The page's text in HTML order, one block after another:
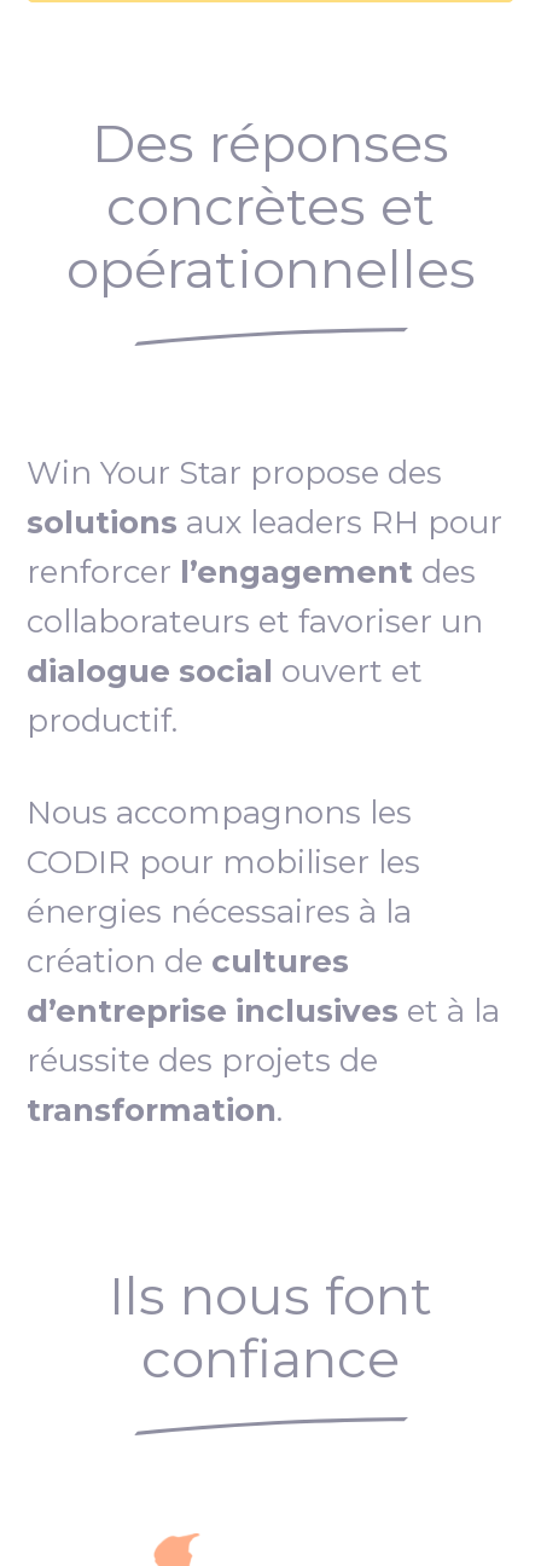
Des réponses
concrètes et
opérationnelles
Win Your Star propose des
solutions aux leaders RH pour
renforcer l’engagement des
collaborateurs et favoriser un
dialogue social ouvert et
productif.
Nous accompagnons les
CODIR pour mobiliser les
énergies nécessaires à la
création de cultures
d’entreprise inclusives et à la
réussite des projets de
transformation.
Ils nous font
confiance